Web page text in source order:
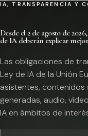
IA, TRANSPARENCIA Y
Desde el 2 de agosto de
de IA deberán explicar
Las obligaciones de
Ley de IA de la Unión
asistentes, contenidos
generadas, audio,
IA en ámbitos de